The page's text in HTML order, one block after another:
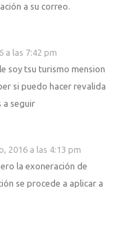
a su correo.
a las 7:42 pm
soy tsu turismo mension
si puedo hacer revalida
a seguir
2016 a las 4:13 pm
la exoneración de
se procede a aplicar a